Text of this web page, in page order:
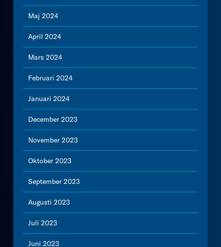
Maj 2024
April 2024
Mars 2024
Februari 2024
Januari 2024
December 2023
November 2023
Oktober 2023
September 2023
Augusti 2023
Juli 2023
Juni 2023